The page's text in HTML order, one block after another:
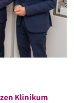
Klinikum